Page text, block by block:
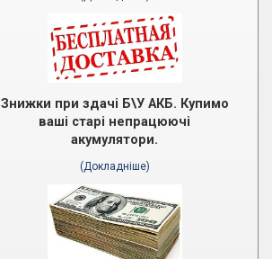
Знижки при здачі Б\У АКБ. Купимо
ваші старі непрацюючі
акумулятори.
(Докладніше)